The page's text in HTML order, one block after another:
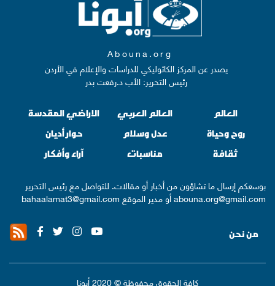
Abouna.org
يصدر عن المركز الكاثوليكي للدراسات والإعلام في الأردن
رئيس التحرير: الأب د.رفعت بدر
العالم العالم العربي
الاراضي المقدسة
روح وحياة
عدل وسلام
حوار أديان
ثقافة
مناسبات آراء وأفكار
بوسعكم إرسال ما تشاؤون من أخبار أو مقالات. للتواصل مع رئيس التحرير
abouna.org@gmail.comأو مدير الموقع bahaalamat3@gmail.com
من نحن
كافة الحقوق محفوظة © 2020 أبونا